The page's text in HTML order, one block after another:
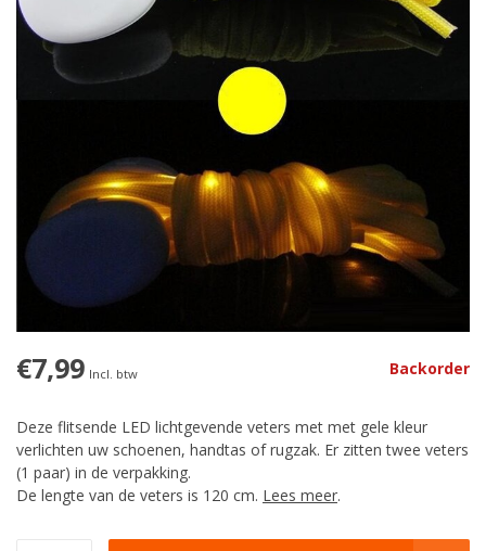
€7,99 Incl. btw Backorder
Deze flitsende LED lichtgevende veters met met gele kleur
verlichten uw schoenen, handtas of rugzak. Er zitten twee veters
(1 paar) in de verpakking.
De lengte van de veters is 120 cm. Lees meer.